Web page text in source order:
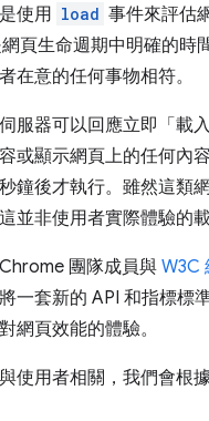
使用 load 事件來評估
頁生命週期中明確的時
在意的任何事物相符。
服器可以回應立即「載
或顯示網頁上的任何內
鐘後才執行。雖然這類
並非使用者實際體驗的載
團隊成員與 W3C
一套新的 API 和指標標
網頁效能的體驗。
使用者相關，我們會根